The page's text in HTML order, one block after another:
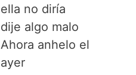
ella no diría
dije algo malo
Ahora anhelo el
ayer